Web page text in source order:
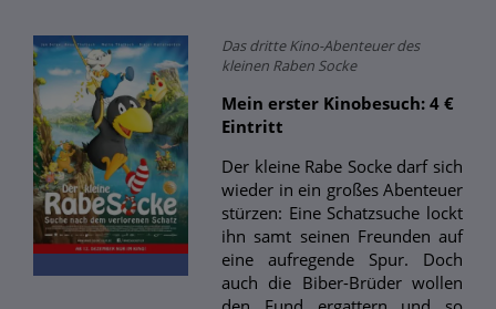
Das dritte Kino-Abenteuer des
kleinen Raben Socke
Mein erster Kinobesuch: 4 €
Eintritt
Der kleine Rabe Socke darf sich
wieder in ein großes Abenteuer
stürzen: Eine Schatzsuche lockt
ihn samt seinen Freunden auf
eine aufregende Spur. Doch
auch die Biber-Brüder wollen